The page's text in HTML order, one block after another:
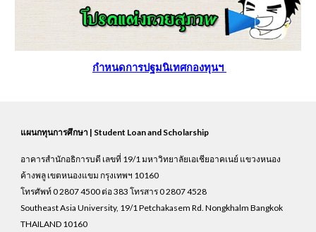
กำหนดการปฐมนิเทศกองทุนฯ
แผนกทุนการศึกษา | Student Loan and Scholarship
อาคารสำนักอธิการบดี เลขที่ 19/1 มหาวิทยาลัยเอเชียอาคเนย์ แขวงหนอง
ค้างพลู เขตหนองแขม กรุงเทพฯ 10160
โทรศัพท์ 0 2807 4500 ต่อ 383 โทรสาร 0 2807 4528
Southeast Asia University, 19/1 Petchakasem Rd. Nongkhalm Bangkok
THAILAND 10160